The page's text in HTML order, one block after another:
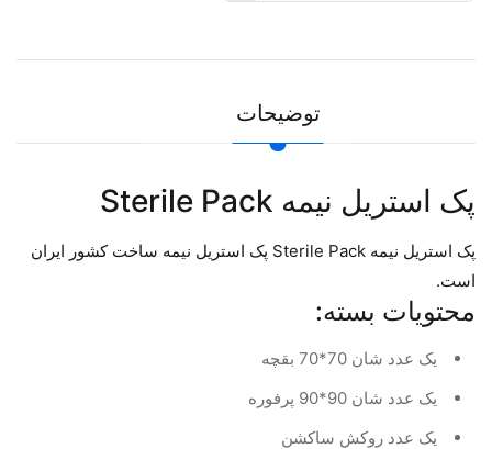
توضیحات
پک استریل نیمه Sterile Pack
پک استریل نیمه Sterile Pack پک استریل نیمه ساخت کشور ایران
است.
محتویات بسته:
یک عدد شان 70*70 بقچه
یک عدد شان 90*90 پرفوره
یک عدد روکش ساکشن